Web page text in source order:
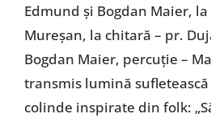
Edmund și Bogdan Maier,
Mureșan, la chitară – pr.
Bogdan Maier, percuție –
transmis lumină
colinde inspirate din folk: